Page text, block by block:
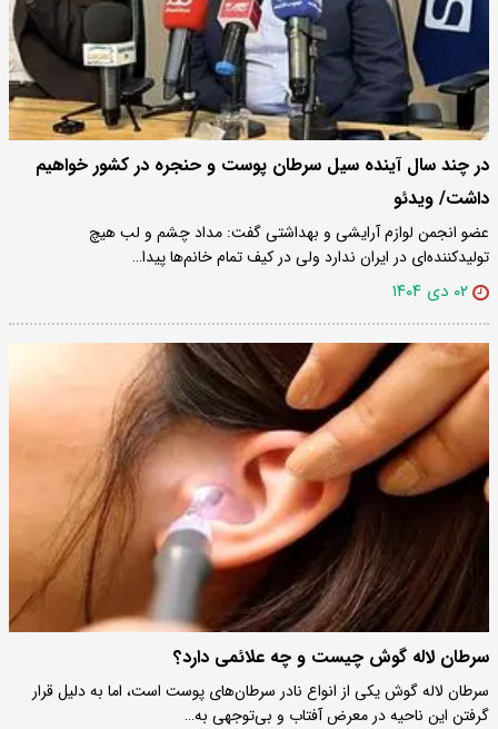
در چند سال آینده سیل سرطان پوست و حنجره در کشور خواهیم
داشت/ ویدئو
عضو انجمن لوازم آرایشی و بهداشتی گفت: مداد چشم و لب هیچ
تولیدکننده‌ای در ایران ندارد ولی در کیف تمام خانم‌ها پیدا…
۰۲ دی ۱۴۰۴
سرطان لاله گوش چیست و چه علائمی دارد؟
سرطان لاله گوش یکی از انواع نادر سرطان‌های پوست است، اما به دلیل قرار
گرفتن این ناحیه در معرض آفتاب و بی‌توجهی به…